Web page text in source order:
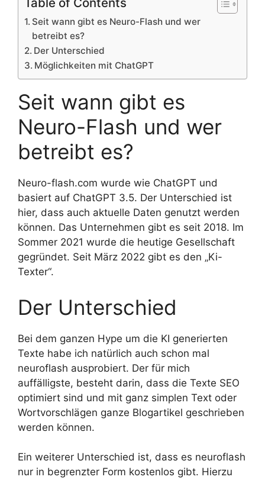
Seit wann gibt es Neuro-Flash und wer
betreibt es?
Der Unterschied
Möglichkeiten mit ChatGPT
Seit wann gibt es
Neuro-Flash und wer
betreibt es?
Neuro-flash.com wurde wie ChatGPT und
basiert auf ChatGPT 3.5. Der Unterschied ist
hier, dass auch aktuelle Daten genutzt werden
können. Das Unternehmen gibt es seit 2018. Im
Sommer 2021 wurde die heutige Gesellschaft
gegründet. Seit März 2022 gibt es den „Ki-
Texter“.
Der Unterschied
Bei dem ganzen Hype um die KI generierten
Texte habe ich natürlich auch schon mal
neuroflash ausprobiert. Der für mich
auffälligste, besteht darin, dass die Texte SEO
optimiert sind und mit ganz simplen Text oder
Wortvorschlägen ganze Blogartikel geschrieben
werden können.
Ein weiterer Unterschied ist, dass es neuroflash
nur in begrenzter Form kostenlos gibt. Hierzu